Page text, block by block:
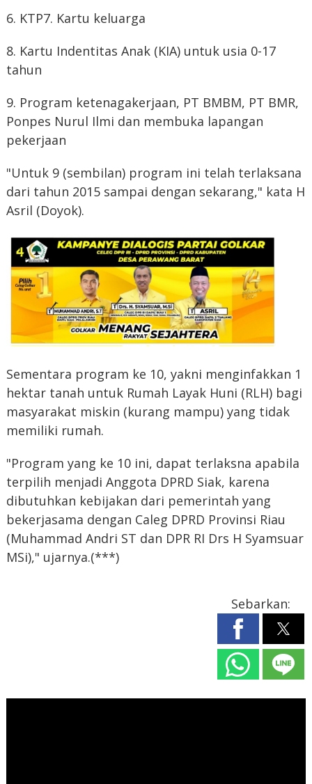
6. KTP7. Kartu keluarga
8. Kartu Indentitas Anak (KIA) untuk usia 0-17
tahun
9. Program ketenagakerjaan, PT BMBM, PT BMR,
Ponpes Nurul Ilmi dan membuka lapangan
pekerjaan
"Untuk 9 (sembilan) program ini telah terlaksana
dari tahun 2015 sampai dengan sekarang," kata H
Asril (Doyok).
Sementara program ke 10, yakni menginfakkan 1
hektar tanah untuk Rumah Layak Huni (RLH) bagi
masyarakat miskin (kurang mampu) yang tidak
memiliki rumah.
"Program yang ke 10 ini, dapat terlaksna apabila
terpilih menjadi Anggota DPRD Siak, karena
dibutuhkan kebijakan dari pemerintah yang
bekerjasama dengan Caleg DPRD Provinsi Riau
(Muhammad Andri ST dan DPR RI Drs H Syamsuar
MSi)," ujarnya.(***)
Sebarkan: